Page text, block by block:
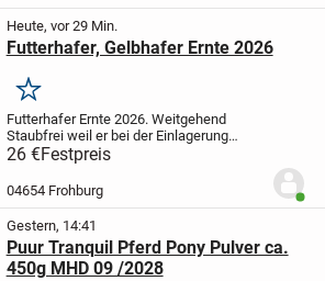
Heute, vor 29 Min.
Futterhafer, Gelbhafer Ernte 2026
Merken
Futterhafer Ernte 2026. Weitgehend
Staubfrei weil er bei der Einlagerung
gereinigt wurde.
in 3 x 34 kg Säcke Größere Mengen im
Big Bag möglich, dann auch besserer...
26 €Festpreis
04654 Frohburg
Gestern, 14:41
Puur Tranquil Pferd Pony Pulver ca.
450g MHD 09 /2028